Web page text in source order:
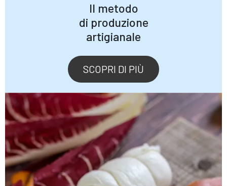
Il metodo
di produzione
artigianale
SCOPRI DI PIÙ